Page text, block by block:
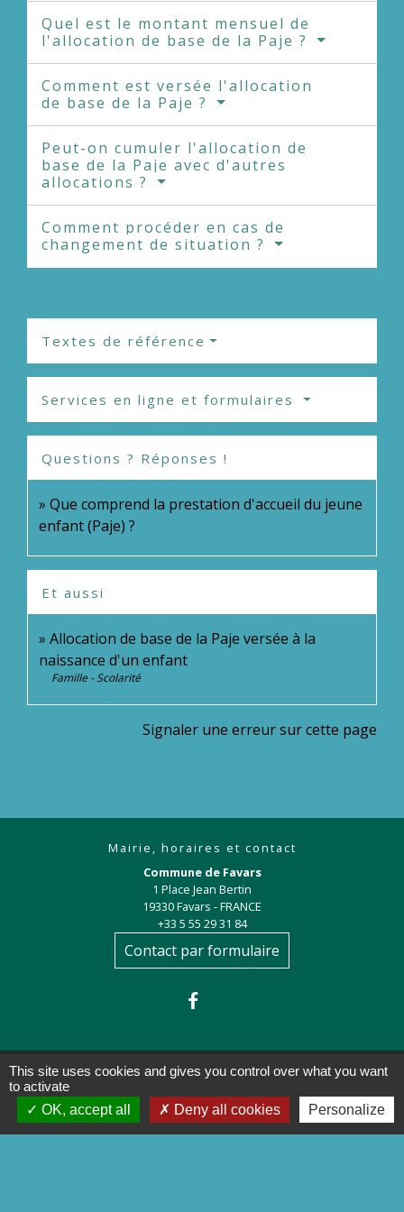
Quel est le montant mensuel de
l'allocation de base de la Paje ?
Comment est versée l'allocation
de base de la Paje ?
Peut-on cumuler l'allocation de
base de la Paje avec d'autres
allocations ?
Comment procéder en cas de
changement de situation ?
Textes de référence
Services en ligne et formulaires
Questions ? Réponses !
Que comprend la prestation d'accueil du jeune
enfant (Paje) ?
Et aussi
Allocation de base de la Paje versée à la
naissance d'un enfant
Famille - Scolarité
Signaler une erreur sur cette page
Mairie, horaires et contact
Commune de Favars
1 Place Jean Bertin
19330 Favars - FRANCE
+33 5 55 29 31 84
Contact par formulaire
Liens
This site uses cookies and gives you control over what you want
to activate
OK, accept all
Deny all cookies Personalize